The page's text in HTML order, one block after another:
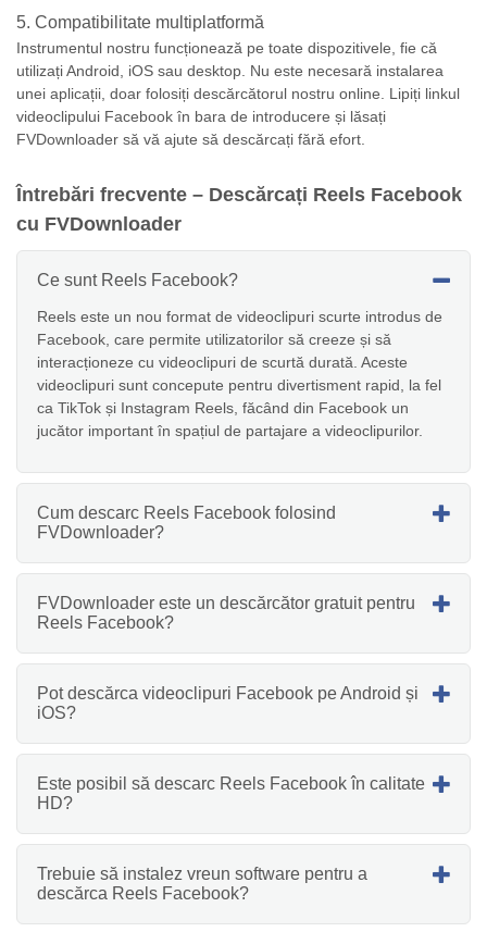
5. Compatibilitate multiplatformă
Instrumentul nostru funcționează pe toate dispozitivele, fie că
utilizați Android, iOS sau desktop. Nu este necesară instalarea
unei aplicații, doar folosiți descărcătorul nostru online. Lipiți linkul
videoclipului Facebook în bara de introducere și lăsați
FVDownloader să vă ajute să descărcați fără efort.
Întrebări frecvente – Descărcați Reels Facebook
cu FVDownloader
Ce sunt Reels Facebook?
Reels este un nou format de videoclipuri scurte introdus de
Facebook, care permite utilizatorilor să creeze și să
interacționeze cu videoclipuri de scurtă durată. Aceste
videoclipuri sunt concepute pentru divertisment rapid, la fel
ca TikTok și Instagram Reels, făcând din Facebook un
jucător important în spațiul de partajare a videoclipurilor.
Cum descarc Reels Facebook folosind
FVDownloader?
FVDownloader este un descărcător gratuit pentru
Reels Facebook?
Pot descărca videoclipuri Facebook pe Android și
iOS?
Este posibil să descarc Reels Facebook în calitate
HD?
Trebuie să instalez vreun software pentru a
descărca Reels Facebook?